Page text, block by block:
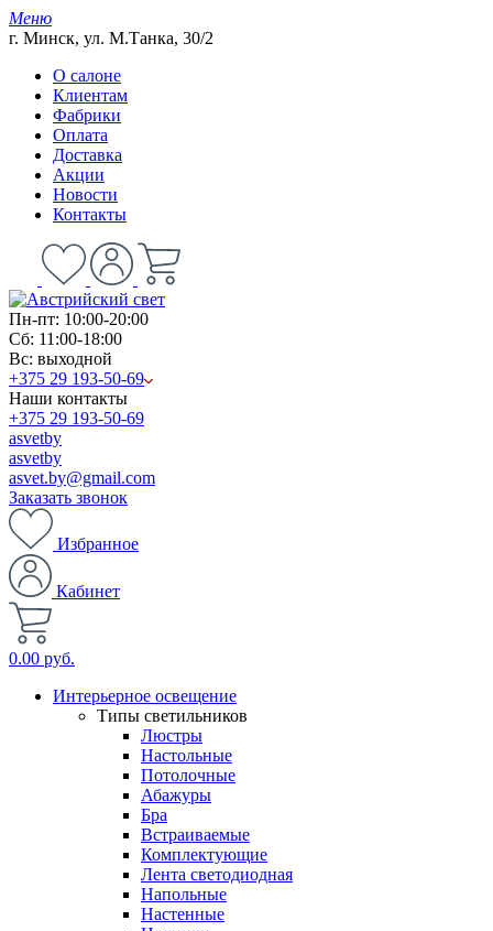
Меню
г. Минск, ул. М.Танка, 30/2
О салоне
Клиентам
Фабрики
Оплата
Доставка
Акции
Новости
Контакты
Пн-пт: 10:00-20:00
Сб: 11:00-18:00
Вс: выходной
+375 29 193-50-69
Наши контакты
+375 29 193-50-69
asvetby
asvetby
asvet.by@gmail.com
Заказать звонок
Избранное
Кабинет
0.00 руб.
Интерьерное освещение
Типы светильников
Люстры
Настольные
Потолочные
Абажуры
Бра
Встраиваемые
Комплектующие
Лента светодиодная
Напольные
Настенные